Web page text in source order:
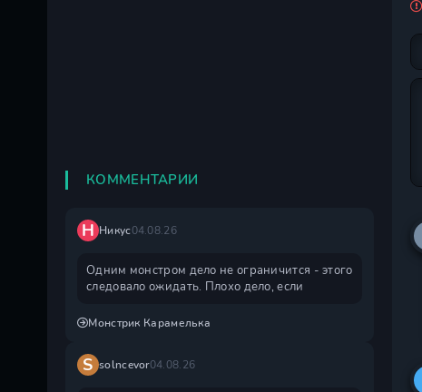
КОММЕНТАРИИ
Н Никус04.08.26
Одним монстром дело не ограничится - этого
следовало ожидать. Плохо дело, если
Монстрик Карамелька
S solncevor04.08.26